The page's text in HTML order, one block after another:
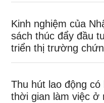
Kinh nghiệm của
sách thúc đẩy đầu
triển thị trường
Thu hút lao động
thời gian làm việc ở